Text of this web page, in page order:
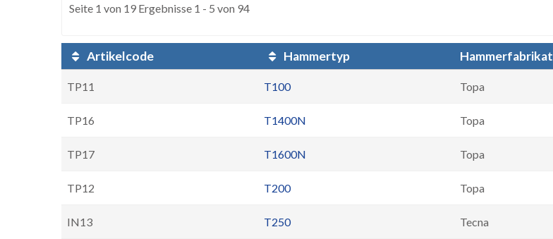
Seite 1 von 19 Ergebnisse 1 - 5 von 94
Artikelcode Hammertyp Hammerfabrikat
TP11 T100 Topa
TP16 T1400N Topa
TP17 T1600N Topa
TP12 T200 Topa
IN13 T250 Tecna